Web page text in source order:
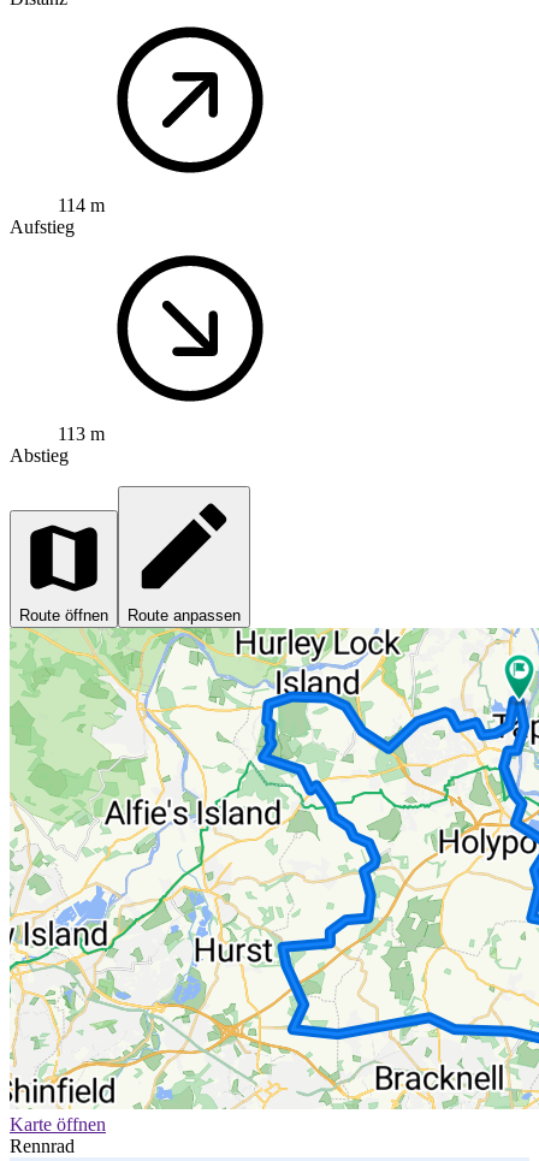
114 m
Aufstieg
113 m
Abstieg
Route öffnen Route anpassen
Karte öffnen
Rennrad